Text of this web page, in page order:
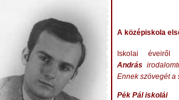
A középiskola
Iskolai
András
Ennek szövegét a
Pék Pál iskolái